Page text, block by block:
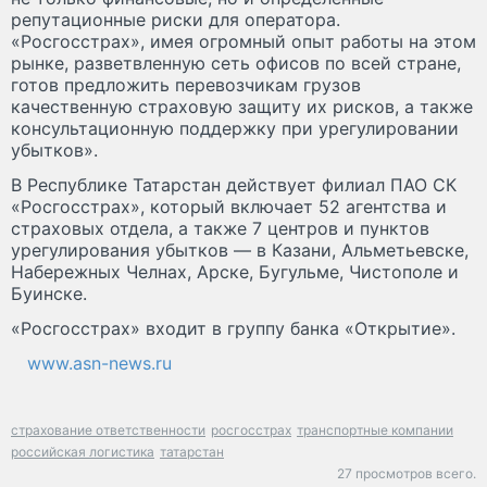
репутационные риски для оператора.
«Росгосстрах», имея огромный опыт работы на этом
рынке, разветвленную сеть офисов по всей стране,
готов предложить перевозчикам грузов
качественную страховую защиту их рисков, а также
консультационную поддержку при урегулировании
убытков».
В Республике Татарстан действует филиал ПАО СК
«Росгосстрах», который включает 52 агентства и
страховых отдела, а также 7 центров и пунктов
урегулирования убытков — в Казани, Альметьевске,
Набережных Челнах, Арске, Бугульме, Чистополе и
Буинске.
«Росгосстрах» входит в группу банка «Открытие».
www.asn-news.ru
страхование ответственности росгосстрах транспортные компании
российская логистика татарстан
27 просмотров всего.